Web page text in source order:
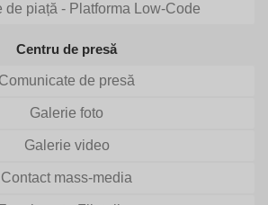
de piață - Platforma Low-Code
Centru de presă
Comunicate de presă
Galerie foto
Galerie video
Contact mass-media